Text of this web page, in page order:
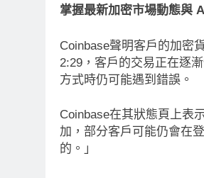
掌握最新加密市場動態與
Coinbase聲明客戶的加密
2:29，客戶的交易正在逐
方式時仍可能遇到錯誤。
Coinbase在其狀態頁上表
加，部分客戶可能仍會在
的。」